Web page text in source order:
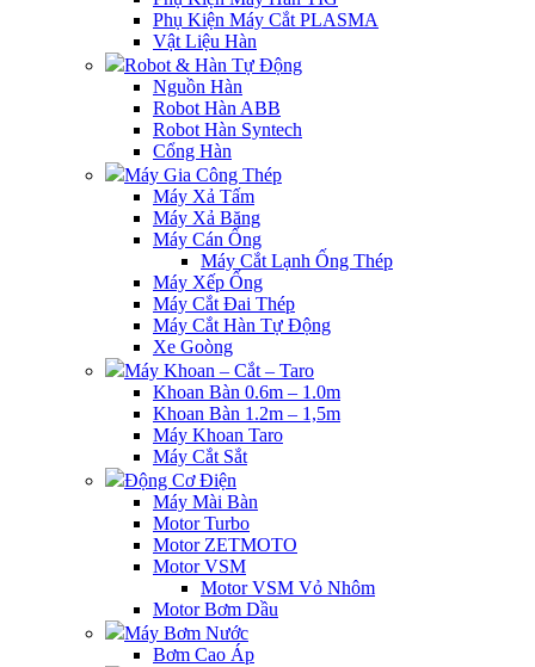
Phụ Kiện Máy Cắt PLASMA
Vật Liệu Hàn
Robot & Hàn Tự Động
Nguồn Hàn
Robot Hàn ABB
Robot Hàn Syntech
Cổng Hàn
Máy Gia Công Thép
Máy Xả Tấm
Máy Xả Băng
Máy Cán Ống
Máy Cắt Lạnh Ống Thép
Máy Xếp Ống
Máy Cắt Đai Thép
Máy Cắt Hàn Tự Động
Xe Goòng
Máy Khoan – Cắt – Taro
Khoan Bàn 0.6m – 1.0m
Khoan Bàn 1.2m – 1,5m
Máy Khoan Taro
Máy Cắt Sắt
Động Cơ Điện
Máy Mài Bàn
Motor Turbo
Motor ZETMOTO
Motor VSM
Motor VSM Vỏ Nhôm
Motor Bơm Dầu
Máy Bơm Nước
Bơm Cao Áp